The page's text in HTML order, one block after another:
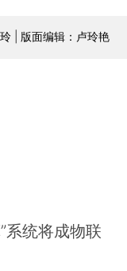
| 版面编辑：卢玲艳
系统将成物联